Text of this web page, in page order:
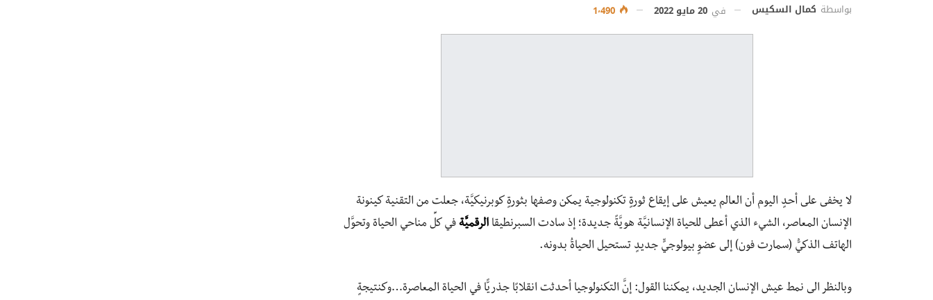
بواسطة كمال السكيس في 20 مايو 2022
لا يخفى على أحدٍ اليوم أن العالم يعيش على إيقاع ثورةٍ تكنولوجية يمكن وصفها بثورةٍ كوبرنيكيَّة، جعلت من التقنية كينونة
الإنسان المعاصر، الشيء الذي أعطى للحياة الإنسانيَّة هويَّةً جديدة؛ إذ سادت السبرنطيقا الرقميَّة في كلِّ مناحي الحياة وتحوَّل
الهاتف الذكيُّ (سمارت فون) إلى عضوٍ بيولوجيٍّ جديدٍ تستحيل الحياةُ بدونه.
وبالنظر الى نمط عيش الإنسان الجديد، يمكننا القول: إنَّ التكنولوجيا أحدثت انقلابًا جذريًّا في الحياة المعاصرة…وكنتيجةٍ